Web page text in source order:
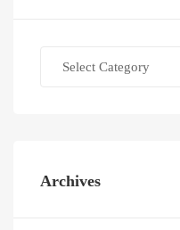
Archives